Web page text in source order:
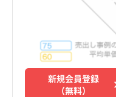
新規会員登録
（無料）